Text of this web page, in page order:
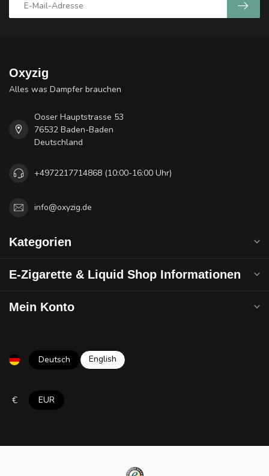
Oxyzig
Alles was Dampfer brauchen
Ooser Hauptstrasse 53
76532 Baden-Baden
Deutschland
+4972217714868 (10:00-16:00 Uhr)
info@oxyzig.de
Kategorien
E-Zigarette & Liquid Shop Informationen
Mein Konto
Deutsch English
€ EUR